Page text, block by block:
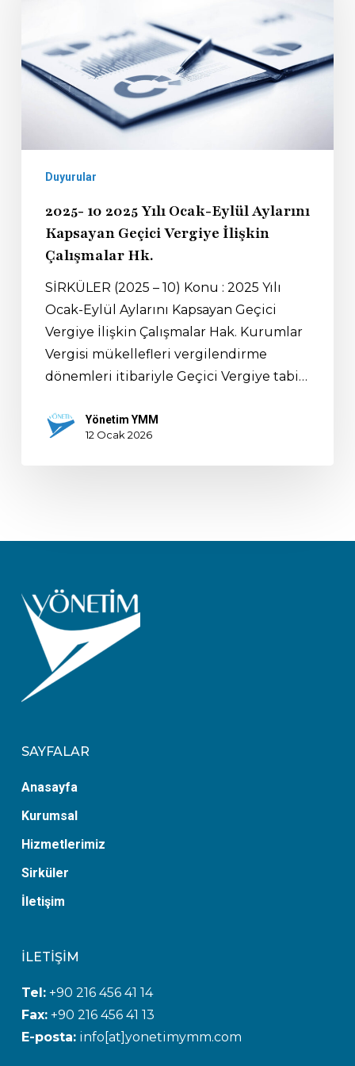
Duyurular
2025- 10 2025 Yılı Ocak-Eylül Aylarını
Kapsayan Geçici Vergiye İlişkin
Çalışmalar Hk.
SİRKÜLER (2025 – 10) Konu : 2025 Yılı
Ocak-Eylül Aylarını Kapsayan Geçici
Vergiye İlişkin Çalışmalar Hak. Kurumlar
Vergisi mükellefleri vergilendirme
dönemleri itibariyle Geçici Vergiye tabi…
Yönetim YMM
12 Ocak 2026
SAYFALAR
Anasayfa
Kurumsal
Hizmetlerimiz
Sirküler
İletişim
İLETİŞİM
Tel: +90 216 456 41 14
Fax:+90 216 456 41 13
E-posta:info[at]yonetimymm.com